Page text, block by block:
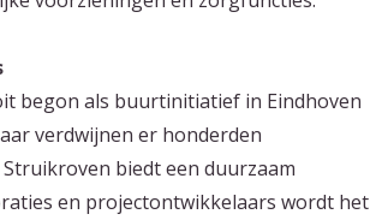
begon als buurtinitiatief in Eindhoven
verdwijnen er honderden
biedt een duurzaam
en projectontwikkelaars wordt het